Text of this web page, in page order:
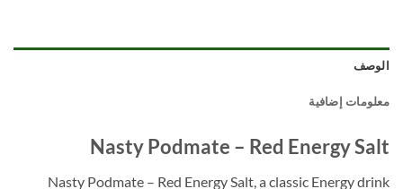
الوصف
معلومات إضافية
Nasty Podmate – Red Energy Salt
Nasty Podmate – Red Energy Salt, a classic Energy drink